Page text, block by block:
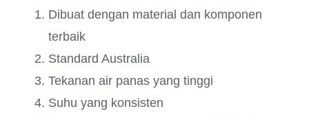
Dibuat dengan material dan komponen
terbaik
Standard Australia
Tekanan air panas yang tinggi
Suhu yang konsisten